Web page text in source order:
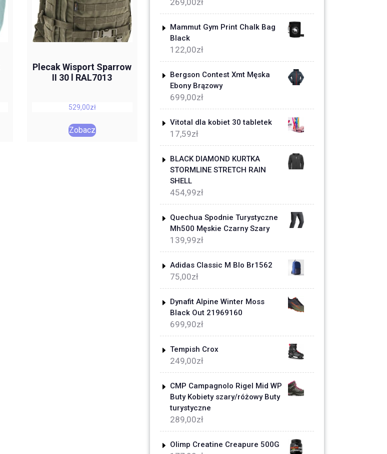
Plecak Wisport Sparrow
II 30 l RAL7013
529,00zł
Zobacz
269,00zł
Mammut Gym Print Chalk Bag
Black
122,00zł
Bergson Contest Xmt Męska
Ebony Brązowy
699,00zł
Vitotal dla kobiet 30 tabletek
17,59zł
BLACK DIAMOND KURTKA
STORMLINE STRETCH RAIN
SHELL
454,99zł
Quechua Spodnie Turystyczne
Mh500 Męskie Czarny Szary
139,99zł
Adidas Classic M Blo Br1562
75,00zł
Dynafit Alpine Winter Moss
Black Out 21969160
699,90zł
Tempish Crox
249,00zł
CMP Campagnolo Rigel Mid WP
Buty Kobiety szary/różowy Buty
turystyczne
289,00zł
Olimp Creatine Creapure 500G